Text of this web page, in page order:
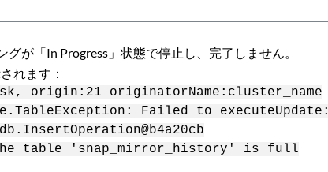
が「In Progress」状態で停止し、完了しません。
れます：
origin:21 originatorName:cluster_name
Failed to executeUpdate:
table 'snap_mirror_history' is full